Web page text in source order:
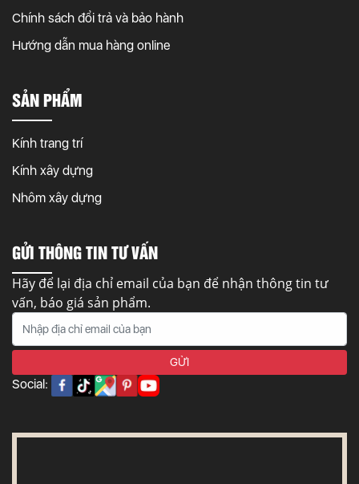
Chính sách đổi trả và bảo hành
Hướng dẫn mua hàng online
SẢN PHẨM
Kính trang trí
Kính xây dựng
Nhôm xây dựng
GỬI THÔNG TIN TƯ VẤN
Hãy để lại địa chỉ email của bạn để nhận thông tin tư
vấn, báo giá sản phẩm.
Social: